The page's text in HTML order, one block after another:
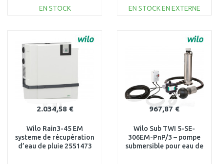
EN STOCK
Au comparatif
EN STOCK EN EXTERNE
Au comparatif
2.034,58 €
Wilo Rain3-45 EM
systeme de récupération
d’eau de pluie 2551473
967,87 €
Wilo Sub TWI 5-SE-
306EM-PnP/3 – pompe
submersible pour eau de